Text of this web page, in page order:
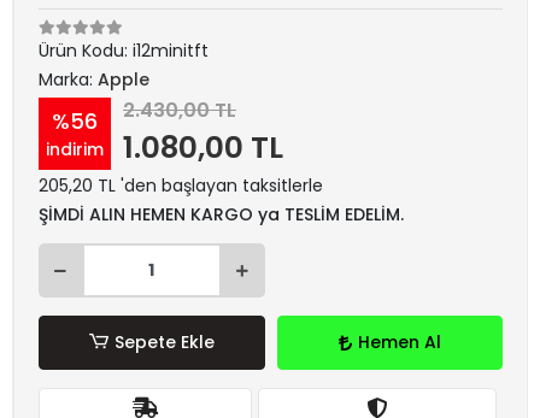
Ürün Kodu: i12minitft
Marka: Apple
%56
indirim
2.430,00 TL
1.080,00 TL
205,20 TL 'den başlayan taksitlerle
ŞİMDİ ALIN HEMEN KARGO ya TESLİM EDELİM.
Sepete Ekle Hemen Al